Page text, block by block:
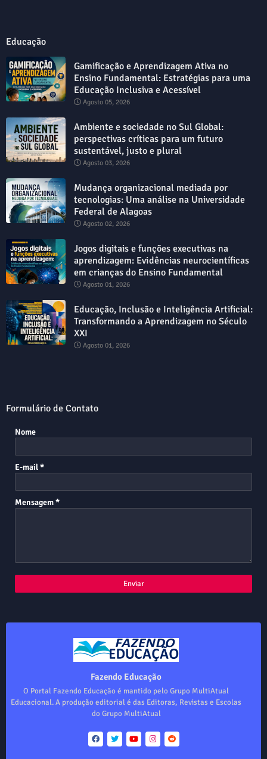
Educação
Gamificação e Aprendizagem Ativa no
Ensino Fundamental: Estratégias para uma
Educação Inclusiva e Acessível
Agosto 05, 2026
Ambiente e sociedade no Sul Global:
perspectivas críticas para um futuro
sustentável, justo e plural
Agosto 03, 2026
Mudança organizacional mediada por
tecnologias: Uma análise na Universidade
Federal de Alagoas
Agosto 02, 2026
Jogos digitais e funções executivas na
aprendizagem: Evidências neurocientíficas
em crianças do Ensino Fundamental
Agosto 01, 2026
Educação, Inclusão e Inteligência Artificial:
Transformando a Aprendizagem no Século
XXI
Agosto 01, 2026
Formulário de Contato
Nome
E-mail*
Mensagem*
Fazendo Educação
O Portal Fazendo Educação é mantido pelo Grupo MultiAtual
Educacional. A produção editorial é das Editoras, Revistas e Escolas
do Grupo MultiAtual